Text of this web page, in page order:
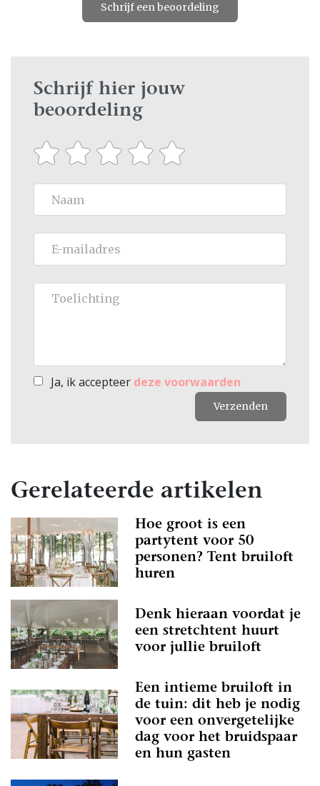
Schrijf een beoordeling
Schrijf hier jouw
beoordeling
Ja, ik accepteer deze voorwaarden
Verzenden
Gerelateerde artikelen
Hoe groot is een
partytent voor 50
personen? Tent bruiloft
huren
Denk hieraan voordat je
een stretchtent huurt
voor jullie bruiloft
Een intieme bruiloft in
de tuin: dit heb je nodig
voor een onvergetelijke
dag voor het bruidspaar
en hun gasten